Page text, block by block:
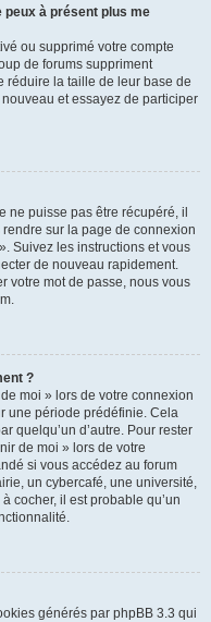
peux à présent plus me
ou supprimé votre compte
de forums suppriment
réduire la taille de leur base de
et essayez de participer
ne puisse pas être récupéré, il
sur la page de connexion
Suivez les instructions et vous
de nouveau rapidement.
votre mot de passe, nous vous
?
moi » lors de votre connexion
une période prédéfinie. Cela
quelqu’un d’autre. Pour rester
de moi » lors de votre
si vous accédez au forum
un cybercafé, une université,
cocher, il est probable qu’un
générés par phpBB 3.3 qui